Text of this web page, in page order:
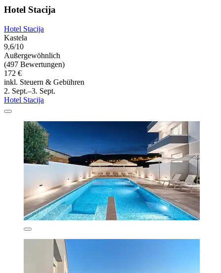
Hotel Stacija
Hotel Stacija
Kastela
9,6/10
Außergewöhnlich
(497 Bewertungen)
172 €
inkl. Steuern & Gebühren
2. Sept.–3. Sept.
Hotel Stacija